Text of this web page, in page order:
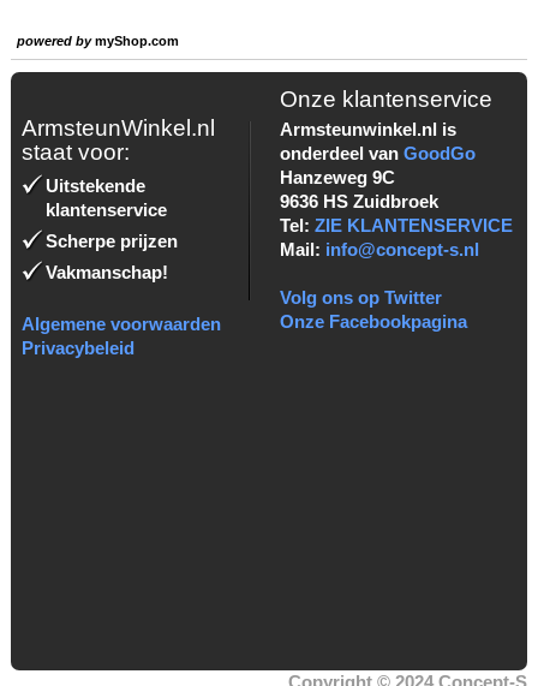
powered bymyShop.com
ArmsteunWinkel.nl
staat voor:
Uitstekende
klantenservice
Scherpe prijzen
Vakmanschap!
Algemene voorwaarden
Privacybeleid
Onze klantenservice
Armsteunwinkel.nl is
onderdeel van GoodGo
Hanzeweg 9C
9636 HS Zuidbroek
Tel: ZIE KLANTENSERVICE
Mail: info@concept-s.nl
Volg ons op Twitter
Onze Facebookpagina